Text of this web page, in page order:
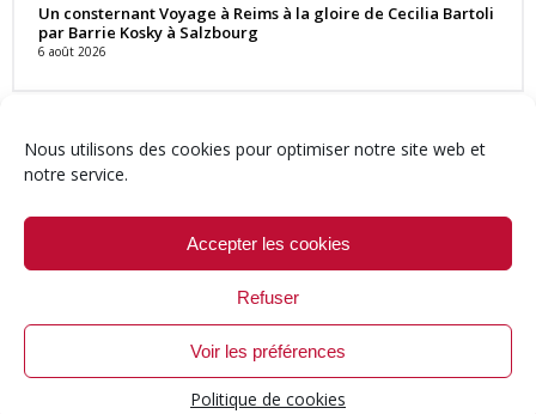
Nous utilisons des cookies pour optimiser notre site web et
notre service.
Accepter les cookies
Refuser
Voir les préférences
Politique de cookies
Un consternant Voyage à Reims à la gloire de Cecilia Bartoli
par Barrie Kosky à Salzbourg
6 août 2026
© 1999-2026 ResMusica.net Tous droits réservés.